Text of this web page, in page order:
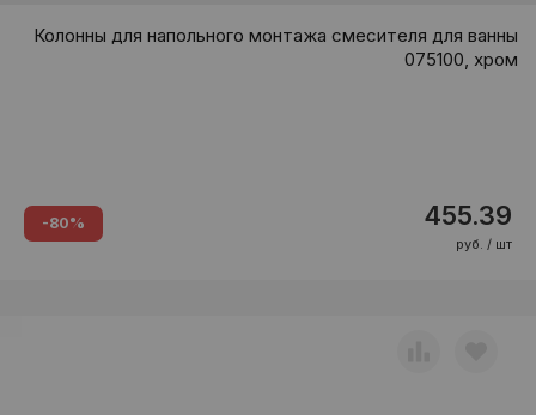
Колонны для напольного монтажа смесителя для ванны
075100, хром
-80% 455.39
руб. / шт